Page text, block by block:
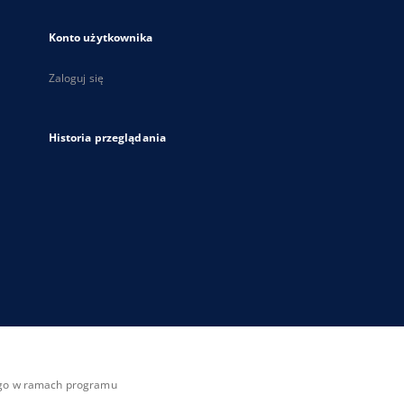
Konto użytkownika
Zaloguj się
Historia przeglądania
w ramach programu